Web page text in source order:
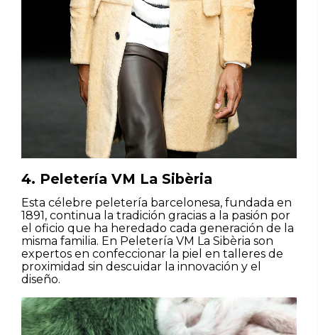
4. Peletería VM La Sibèria
Esta célebre peletería barcelonesa, fundada en
1891, continua la tradición gracias a la pasión por
el oficio que ha heredado cada generación de la
misma familia. En Peletería VM La Sibèria son
expertos en confeccionar la piel en talleres de
proximidad sin descuidar la innovación y el
diseño.